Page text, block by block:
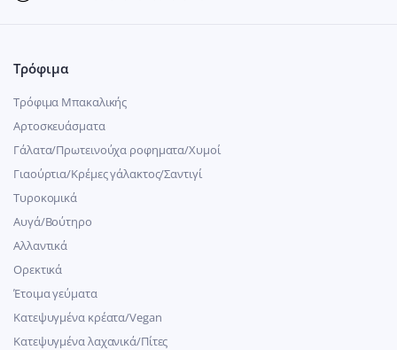
Τρόφιμα
Τρόφιμα Μπακαλικής
Αρτοσκευάσματα
Γάλατα/Πρωτεινούχα ροφηματα/Χυμοί
Γιαούρτια/Κρέμες γάλακτος/Σαντιγί
Τυροκομικά
Αυγά/Βούτηρο
Αλλαντικά
Ορεκτικά
Έτοιμα γεύματα
Κατεψυγμένα κρέατα/Vegan
Kατεψυγμένα λαχανικά/Πίτες